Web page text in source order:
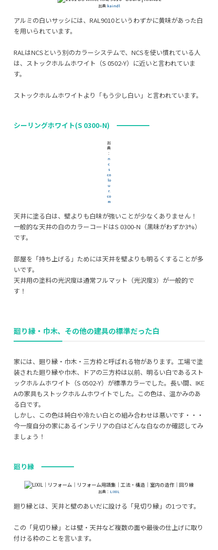
出典:kaindl
アルミの白いサッシには、RAL9010というわずかに黄味があった白
を用いられています。
RALはNCSという別のカラーシステムで、NCSを使い慣れている人
は、ストックホルムホワイト（S 0502-Y）に近いと言われていま
す。
ストックホルムホワイトより「もう少し白い」と言われています。
シーリングホワイト(S 0300-N)
出
典
：
n
c
s
co
lo
u
r.
co
m
天井に塗る白は、壁よりも白味が強いことが少なくありません！
一般的な天井の白のカラーコードはS 0300-N（黒味がわずか3%）
です。
部屋を「持ち上げる」ためには天井を壁よりも明るくすることが多
いです。
天井用の塗料の光沢度は通常フルマット（光沢度3）が一般的で
す！
廻り縁・巾木、その他の建具の標準だった白
家には、 廻り縁・巾木・三方枠と呼ばれる物があります。工場で塗
装された廻り縁や巾木、ドアの三方枠は以前、明るい白であるスト
ックホルムホワイト（S 0502-Y）が標準カラーでした。長い間、IKE
Aの家具もストックホルムホワイトでした。この色は、温かみのあ
る白です。
しかし、この色は純白や冷たい白との組み合わせは悪いです・・・
今一度自分の家にあるインテリアの白はどんな白なのか確認してみ
ましょう！
廻り縁
出典： LIXIL
廻り縁とは、天井と壁のあいだに設ける「見切り縁」の1つです。
この「見切り縁」とは壁・天井など複数の面や最後の仕上げに取り
付ける枠のことを言います。